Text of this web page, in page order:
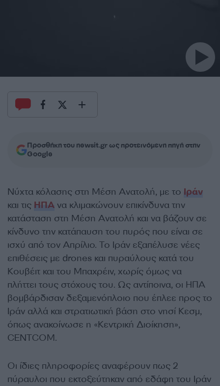
Προσθήκη του newsit.gr ως προτεινόμενη πηγή στην
Google
Νύχτα κόλασης στη Μέση Ανατολή, με το Ιράν
και τις ΗΠΑ να κλιμακώνουν επικίνδυνα την
κατάσταση στη Μέση Ανατολή και να βάζουν σε
κίνδυνο την κατάπαυση του πυρός που είναι σε
ισχύ από τον Απρίλιο. Το Ιράν εξαπέλυσε νέες
επιθέσεις με drones και πυραύλους κατά του
Κουβέιτ και του Μπαχρέιν, χωρίς όμως να
πλήττει τους στόχους του. Ως αντίποινα, οι ΗΠΑ
βομβάρδισαν δεξαμενόπλοιο που έπλεε προς το
Ιράν αλλά και στρατιωτική βάση στο νησί Κεσμ,
όπως ανακοίνωσε η «Κεντρική Διοίκηση»,
CENTCOM.
Οι ίδιες πληροφορίες αναφέρουν πως 2
πύραυλοι που εκτοξεύτηκαν από εδάφη του Ιράν